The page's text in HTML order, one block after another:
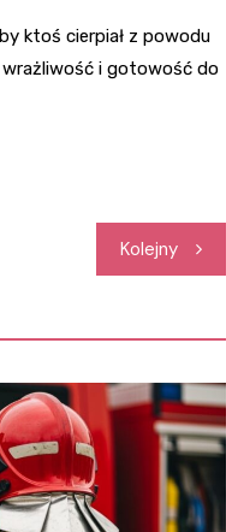
ktoś cierpiał z powodu
wrażliwość i gotowość do
Kolejny